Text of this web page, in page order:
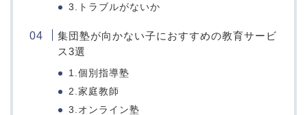
3.トラブルがないか
集団塾が向かない子におすすめの教育サービ
ス3選
1.個別指導塾
2.家庭教師
3.オンライン塾